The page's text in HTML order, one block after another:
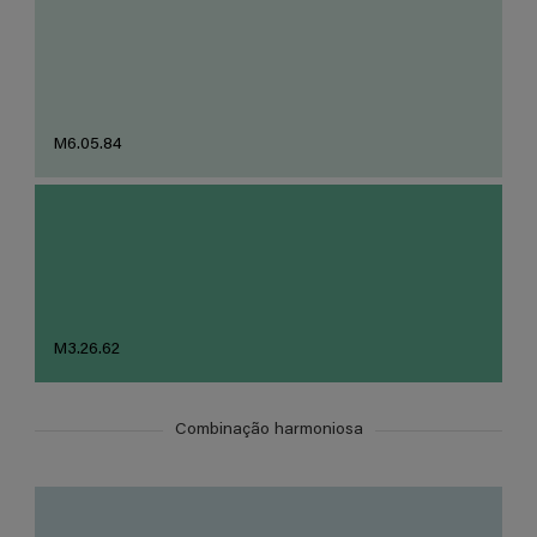
M6.05.84
M3.26.62
Combinação harmoniosa